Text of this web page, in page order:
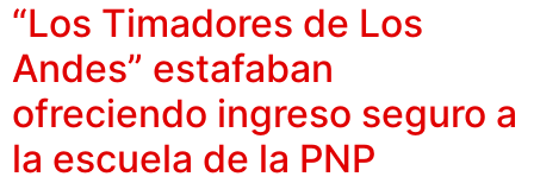
“Los Timadores de Los
Andes” estafaban
ofreciendo ingreso seguro a
la escuela de la PNP